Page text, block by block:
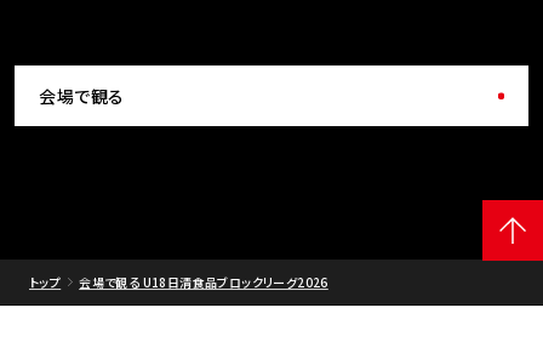
会場で観る
トップ 会場で観る U18日清食品ブロックリーグ2026